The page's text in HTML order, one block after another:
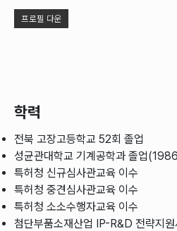
프로필 다운
학력
전북 고장고등학교 52회 졸업
성균관대학교 기계공학과 졸업
특허청 신규심사관교육 이수
특허청 중견심사관교육 이수
특허청 소소수행자교육 이수
첨단부품소재산업 IP-R&D 전략지